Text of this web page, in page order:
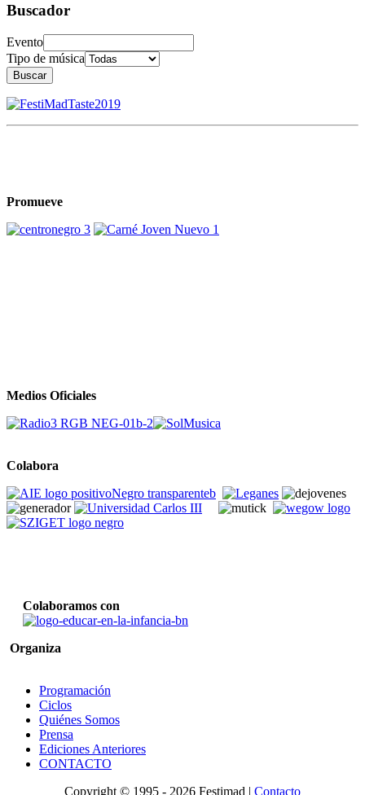
Buscador
Evento
Tipo de música
Buscar
Promueve
Medios Oficiales
Colabora
Colaboramos con
Organiza
Programación
Ciclos
Quiénes Somos
Prensa
Ediciones Anteriores
CONTACTO
Copyright © 1995 - 2026 Festimad | Contacto